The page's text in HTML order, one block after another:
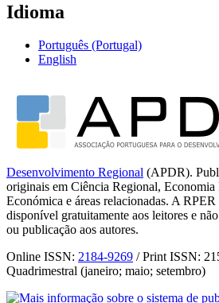
Idioma
Português (Portugal)
English
Desenvolvimento Regional (APDR).
originais em Ciência Regional,
Económica e áreas relacionadas. A RPER
disponível gratuitamente aos leitores e
ou publicação aos autores.
Online ISSN: 2184-9269 / Print ISSN:
Quadrimestral (janeiro; maio; setembro)